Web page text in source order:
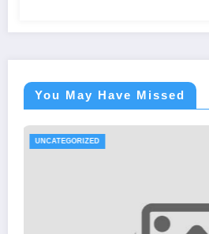
You May Have Missed
UNCATEGORIZED